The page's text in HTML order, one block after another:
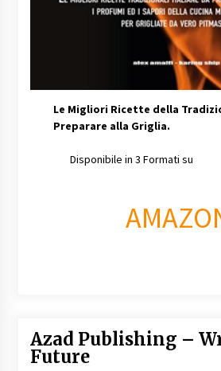
Le Migliori Ricette della
Preparare alla Griglia.
Disponibile in 3 Formati su
Azad Publishing –
Future